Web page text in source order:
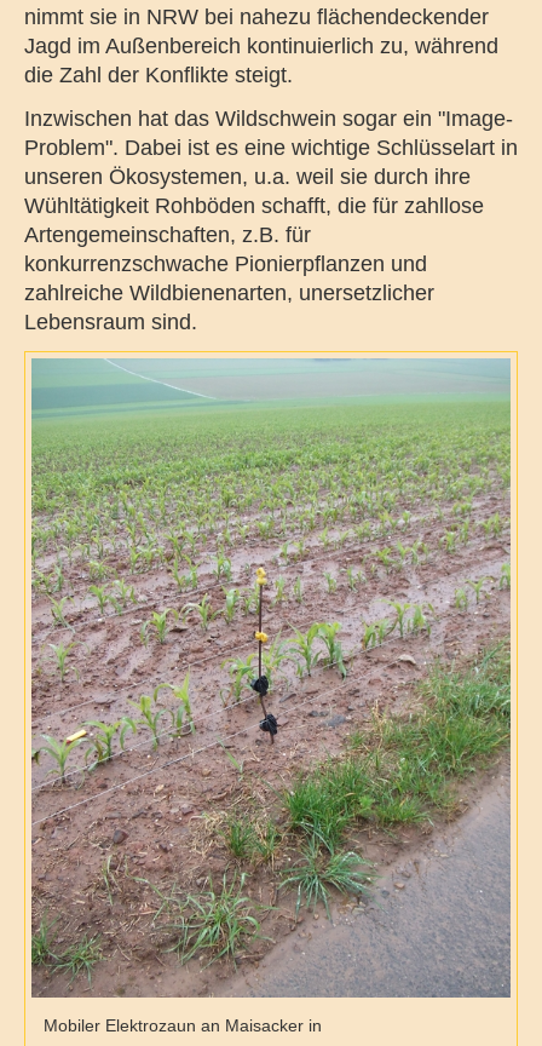
nimmt sie in NRW bei nahezu flächendeckender
Jagd im Außenbereich kontinuierlich zu, während
die Zahl der Konflikte steigt.
Inzwischen hat das Wildschwein sogar ein "Image-
Problem". Dabei ist es eine wichtige Schlüsselart in
unseren Ökosystemen, u.a. weil sie durch ihre
Wühltätigkeit Rohböden schafft, die für zahllose
Artengemeinschaften, z.B. für
konkurrenzschwache Pionierpflanzen und
zahlreiche Wildbienenarten, unersetzlicher
Lebensraum sind.
Mobiler Elektrozaun an Maisacker in